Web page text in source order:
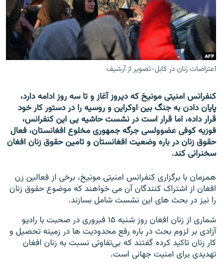
تماس
صفحه پشتو
Azadi English
همۀ سایت‌های رادیو آزادی/ رادیو اروپای آزاد
اعتراضات زنان در کابل-تصویر از آرشیف
کنفرانس امنیتی مونیخ که دیروز آغاز و تا سه روز ادامه دارد،
پایان دادن به جنگ بین اوکراین و روسیه را در دستور کار خود
قرار داده، اما قرار است در نشست حاشیه یی این کنفرانس،
فوزیه کوفی عضوولسی جرگه جمهوری مخلوع افغانستان، فعال
حقوق زنان در باره وضعیت افغانستان و تامین حقوق زنان افغان
سخنرانی کند.
همزمان با برگزاری کنفرانس امنیتی مونیخ، برخی از فعالین زن
افغان از اشتراک کنندگان آن می خواهند که موضوع حقوق زنان
را نیز در بحث های این نشست شامل بسازند.
شماری از زنان افغان روز شنبه ۱۵ فبروری در صحبت با رادیو
آزادی بر لزوم بحث در باره رفع محدودیت ها در زمینه تحصیل و
کار زنان تاکید کرده گفتند که بی‌تفاوتی نسبت به زنان افغان
تهدیدی برای امنیت جهانی است.